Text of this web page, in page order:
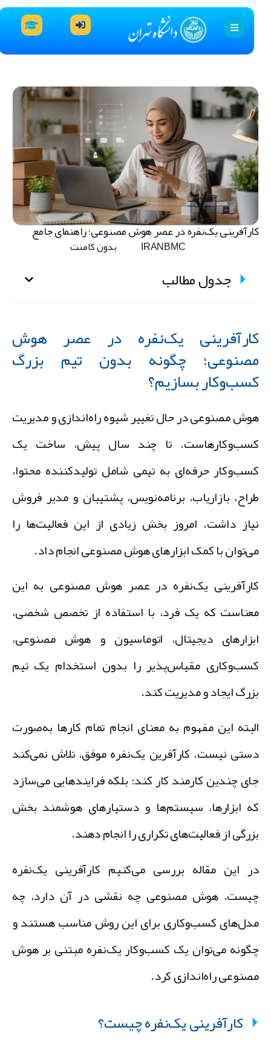
یک‌نفره در عصر هوش مصنوعی؛ راهنمای جامع
IRANBMC بدون کامنت
جدول مطالب
یک‌نفره در عصر هوش
چگونه بدون تیم بزرگ
بسازیم؟
مصنوعی در حال تغییر شیوه راه‌اندازی و مدیریت
تا چند سال پیش، ساخت یک
حرفه‌ای به تیمی شامل تولیدکننده محتوا،
بازاریاب، برنامه‌نویس، پشتیبان و مدیر فروش
داشت. امروز بخش زیادی از این فعالیت‌ها را
با کمک ابزارهای هوش مصنوعی انجام داد.
یک‌نفره در عصر هوش مصنوعیبه این
که یک فرد، با استفاده از تخصص شخصی،
دیجیتال، اتوماسیون و هوش مصنوعی،
مقیاس‌پذیر را بدون استخدام یک تیم
ایجاد و مدیریت کند.
این مفهوم به معنای انجام تمام کارها به‌صورت
نیست. کارآفرین یک‌نفره موفق، تلاش نمی‌کند
چندین کارمند کار کند؛ بلکه فرایندهایی می‌سازد
ابزارها، سیستم‌ها و دستیارهای هوشمند بخش
از فعالیت‌های تکراری را انجام دهند.
این مقاله بررسی می‌کنیم کارآفرینی یک‌نفره
هوش مصنوعی چه نقشی در آن دارد، چه
کسب‌وکاری برای این روش مناسب هستند و
می‌توان یک کسب‌وکار یک‌نفره مبتنی بر هوش
راه‌اندازی کرد.
کارآفرینی یک‌نفره چیست؟